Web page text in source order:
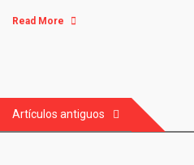
Read More
Navegación
de
Artículos antiguos